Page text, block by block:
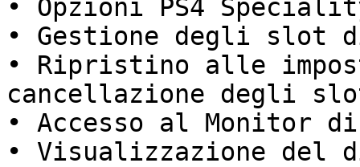
• Opzioni PS4
• Gestione degli slot
• Ripristino alle
cancellazione degli
• Accesso al Monitor
• Visualizzazione del